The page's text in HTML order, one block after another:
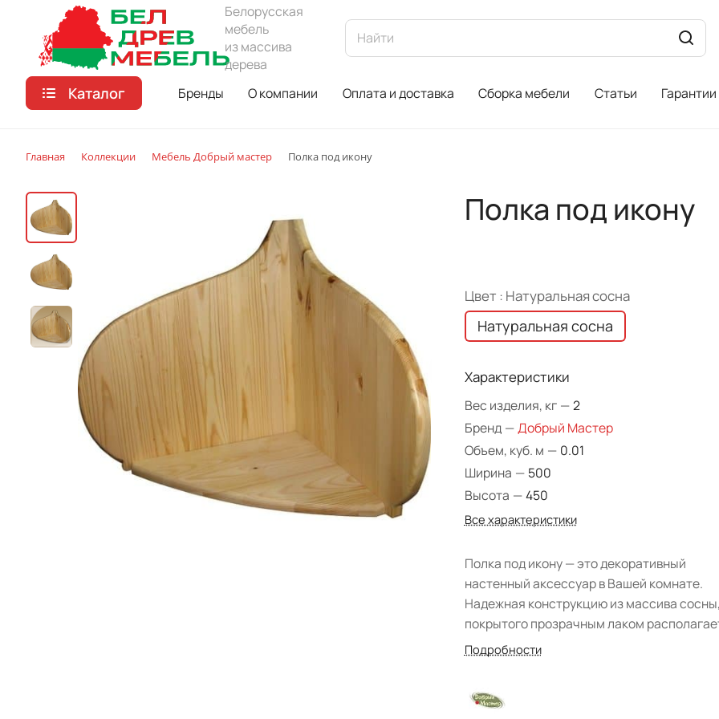
Белорусская
мебель
из массива
дерева
Каталог Бренды О компании Оплата и доставка Сборка мебели Статьи Гарантии
Главная Коллекции Мебель Добрый мастер Полка под икону
Полка под икону
Цвет : Натуральная сосна
Натуральная сосна
Характеристики
Вес изделия, кг —2
Бренд —Добрый Мастер
Объем, куб. м — 0.01
Ширина — 500
Высота —450
Все характеристики
Полка под икону — это декоративный
настенный аксессуар в Вашей комнате.
Надежная конструкцию из массива сосны,
покрытого прозрачным лаком
местом, где можно разметить образа и
места в комнате. Отличное решение для
Подробности